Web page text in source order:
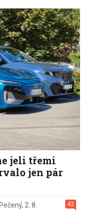
jeli třemi
jen pár
42
, 2. 8.